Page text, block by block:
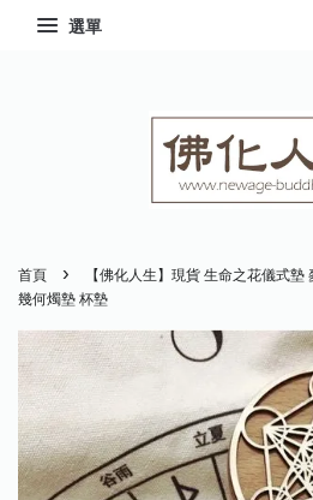
選單
首頁 ›
【佛化人生】現貨 生命之花儀式
幾何燭墊 杯墊